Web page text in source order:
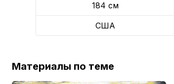
184 см
США
Материалы по теме